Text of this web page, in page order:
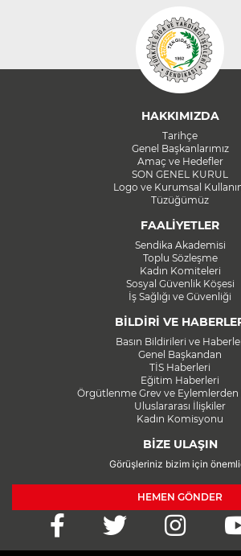
HAKKIMIZDA
Tarihçe
Genel Başkanlarımız
Amaç ve Hedefler
SON GENEL KURUL
Logo ve Kurumsal
Tüzüğümüz
FAALİYETLER
Sendika Akademisi
Toplu Sözleşme
Kadın Komiteleri
Sosyal Güvenlik Köşesi
İş Sağlığı ve Güvenliği
BİLDİRİ VE
Basın Bildirileri ve
Genel Başkandan
TİS Haberleri
Eğitim Haberleri
Örgütlenme Grev ve Eylemlerden
Uluslararası İlişkiler
Kadın Komisyonu
BİZE ULAŞIN
Görüşleriniz bizim için
HEMEN GÖNDER